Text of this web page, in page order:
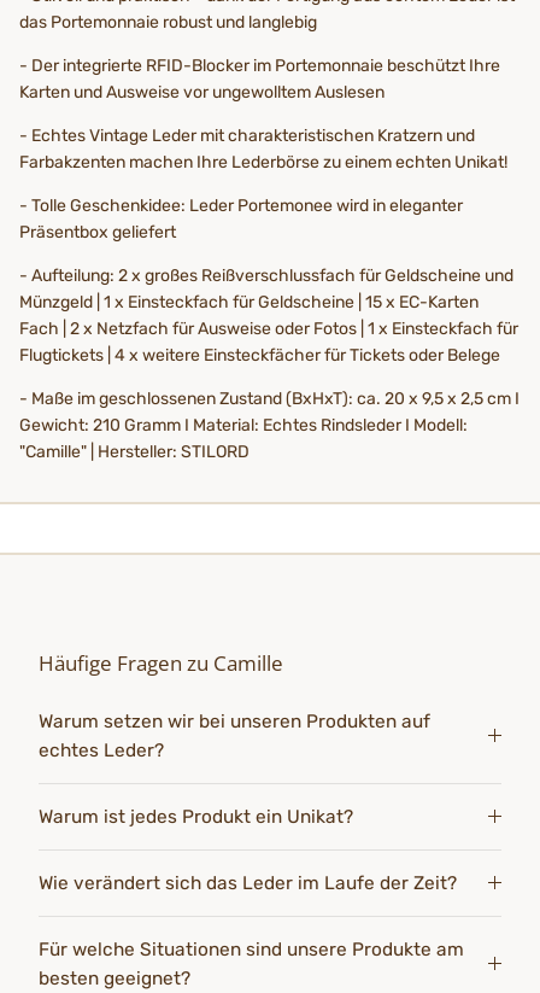
das Portemonnaie robust und langlebig
- Der integrierte RFID-Blocker im Portemonnaie beschützt Ihre
Karten und Ausweise vor ungewolltem Auslesen
- Echtes Vintage Leder mit charakteristischen Kratzern und
Farbakzenten machen Ihre Lederbörse zu einem echten Unikat!
- Tolle Geschenkidee: Leder Portemonee wird in eleganter
Präsentbox geliefert
- Aufteilung: 2 x großes Reißverschlussfach für Geldscheine und
Münzgeld | 1 x Einsteckfach für Geldscheine | 15 x EC-Karten
Fach | 2 x Netzfach für Ausweise oder Fotos | 1 x Einsteckfach für
Flugtickets | 4 x weitere Einsteckfächer für Tickets oder Belege
- Maße im geschlossenen Zustand (BxHxT): ca. 20 x 9,5 x 2,5 cm I
Gewicht: 210 Gramm I Material: Echtes Rindsleder I Modell:
"Camille" | Hersteller: STILORD
Häufige Fragen zu Camille
Warum setzen wir bei unseren Produkten auf
echtes Leder?
Warum ist jedes Produkt ein Unikat?
Wie verändert sich das Leder im Laufe der Zeit?
Für welche Situationen sind unsere Produkte am
besten geeignet?